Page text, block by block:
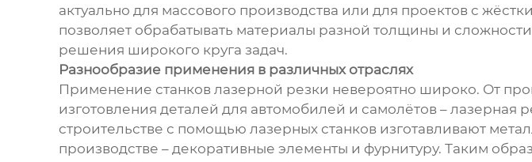
актуально для массового производства или для проектов с
позволяет обрабатывать материалы разной толщины и
решения широкого круга задач.
Разнообразие применения в различных отраслях
Применение станков лазерной резки невероятно широко. От
изготовления деталей для автомобилей и самолётов –
строительстве с помощью лазерных станков изготавливают
производстве – декоративные элементы и фурнитуру. Таким